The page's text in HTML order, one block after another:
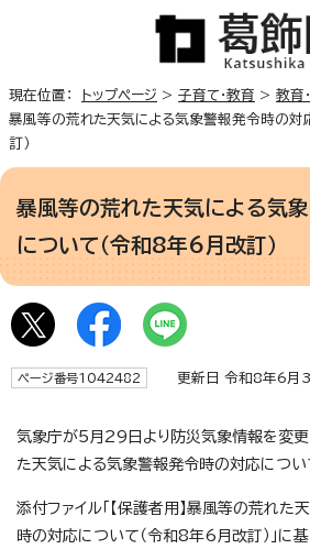
現在位置： トップページ > 子育て・教育 > 教育
暴風等の荒れた天気による気象警報発令時の対
訂）
暴風等の荒れた天気による気
について（令和8年6月改訂）
ページ番号1042482 更新日 令和8年6月3
気象庁が5月29日より防災気象情報を変更
た天気による気象警報発令時の対応につい
添付ファイル「【保護者用】暴風等の荒れた
時の対応について（令和8年6月改訂）」に基